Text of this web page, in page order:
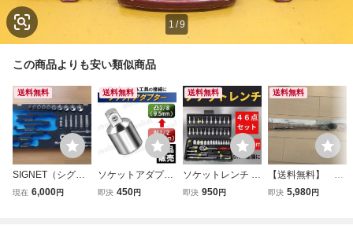
1 /9
この商品よりも安い類似商品
送料無料
SIGNET（シグネ
ット）3/8（9.5ｍ
現在 6,000円
送料無料
ソケットアダプタ
ー ソケットレンチ
即決 450円
送料無料
ソケットレンチ 工
具セット ラチェッ
即決 950円
送料無料
【送料無料】 KT
C フレックスロン
即決 5,980円